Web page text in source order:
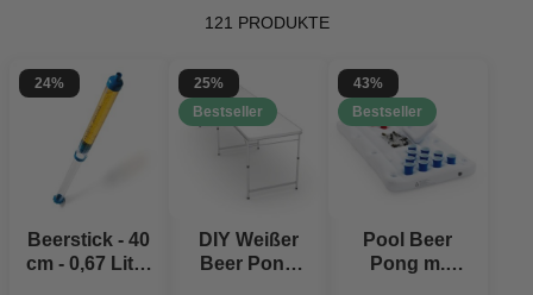
121 PRODUKTE
24%
Beerstick - 40
cm - 0,67 Liter
25%
Bestseller
DIY Weißer
Beer Pong
43%
Bestseller
Pool Beer
Pong m.